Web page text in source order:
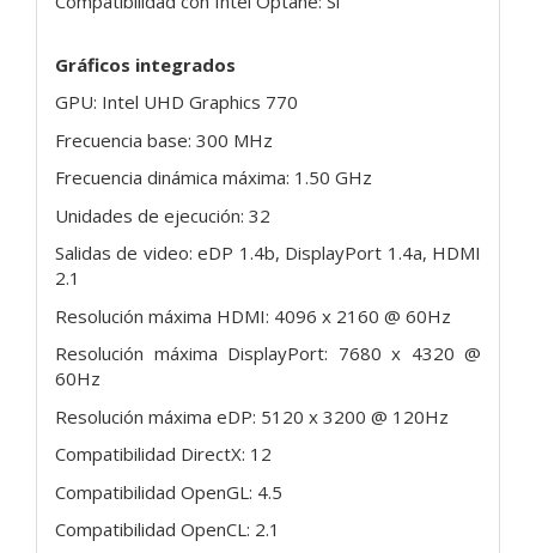
Gráficos integrados
GPU: Intel UHD Graphics 770
Frecuencia base: 300 MHz
Frecuencia dinámica máxima: 1.50 GHz
Unidades de ejecución: 32
Salidas de video: eDP 1.4b, DisplayPort 1.4a, HDMI
2.1
Resolución máxima HDMI: 4096 x 2160 @ 60Hz
Resolución máxima DisplayPort: 7680 x 4320 @
60Hz
Resolución máxima eDP: 5120 x 3200 @ 120Hz
Compatibilidad DirectX: 12
Compatibilidad OpenGL: 4.5
Compatibilidad OpenCL: 2.1